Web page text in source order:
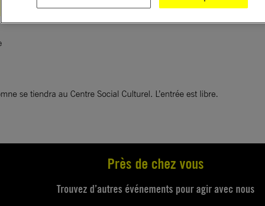
se tiendra au Centre Social Culturel. L’entrée est libre.
Près de chez vous
Trouvez d’autres événements pour agir avec nous